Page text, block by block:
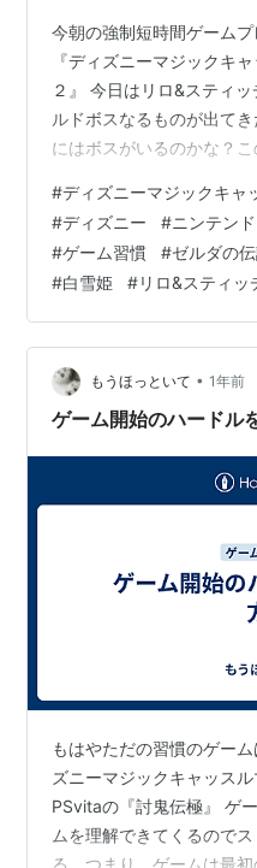
今朝の強制短時間ゲーム
『ディズニーマジックキ
２』 今日はリロ&スティ
ルドボスなるものが出て
にはボスがいるのかな？
ムでありがちな手抜き感
とハックアンドスラッシ
はオバケなのだが、クエス
が出るようになる。それに
杖）をパワーアップさせ
があり着ることでメリッ
#ディズニーマジックキャ
#ディズニー #ニンテン
#ゲーム習慣 #ゼルダの
#白雪姫 #リロ&スティッ
もうほっといて • 1年前
ゲーム開始のハードル
もはやただの習慣のゲー
ズニーマジックキャッス
PSvitaの『討鬼伝極』 ゲ
ムを理解できてくるので
る。つまり、ゲームは最